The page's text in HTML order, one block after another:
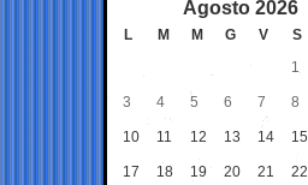
Agosto 2026
L M M G V S
1
3 4 5 6 7 8
10 11 12 13 14 15
17 18 19 20 21 22